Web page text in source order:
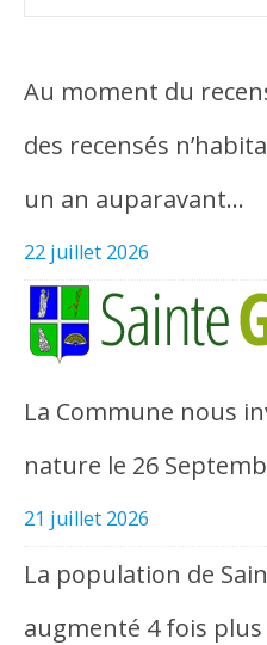
Au moment du
des recensés
un an auparavant…
22 juillet 2026
La Commune nous
nature le 26
21 juillet 2026
La population de
augmenté 4 fois plus